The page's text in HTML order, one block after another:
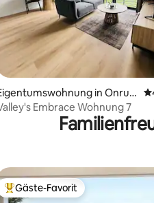
Bewertung: 4,94 von 5, 17
in Onrusr
Embrace Wohnung 7
Beliebter Gäste-Favorit.
Gäste-Favorit